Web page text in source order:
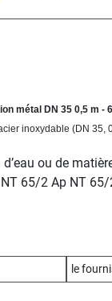
métal DN 35 0,5 m -
inoxydable (DN 35,
ou de
65/2 Ap NT
le